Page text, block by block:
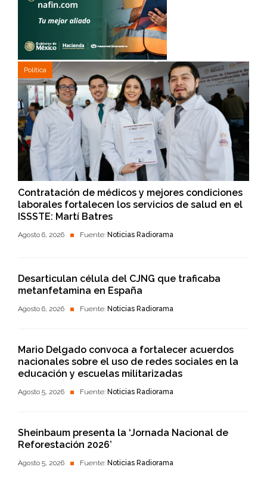
Política
Contratación de médicos y mejores condiciones
laborales fortalecen los servicios de salud en el
ISSSTE: Martí Batres
Agosto 6, 2026 Fuente: Noticias Radiorama
Desarticulan célula del CJNG que traficaba
metanfetamina en España
Agosto 6, 2026 Fuente: Noticias Radiorama
Mario Delgado convoca a fortalecer acuerdos
nacionales sobre el uso de redes sociales en la
educación y escuelas militarizadas
Agosto 5, 2026 Fuente: Noticias Radiorama
Sheinbaum presenta la ‘Jornada Nacional de
Reforestación 2026’
Agosto 5, 2026 Fuente: Noticias Radiorama